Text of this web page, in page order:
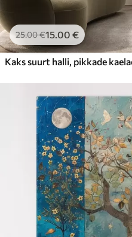
25.00€15.00 €